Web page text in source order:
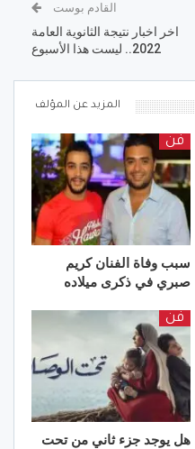
القادم بوست
اخر اخبار نتيجة الثانوية العامة
2022.. ليست هذا الأسبوع
المزيد عن المؤلف
فن
سبب وفاة الفنان كريم
صبري في ذكرى ميلاده
فن
هل يوجد جزء ثاني من تحت